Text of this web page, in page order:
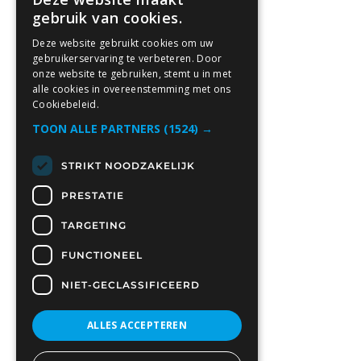
gebruik van cookies.
Deze website gebruikt cookies om uw
gebruikerservaring te verbeteren. Door
onze website te gebruiken, stemt u in met
alle cookies in overeenstemming met ons
Cookiebeleid.
TOON ALLE PARTNERS (1524) →
STRIKT NOODZAKELIJK
PRESTATIE
TARGETING
FUNCTIONEEL
NIET-GECLASSIFICEERD
ALLES ACCEPTEREN